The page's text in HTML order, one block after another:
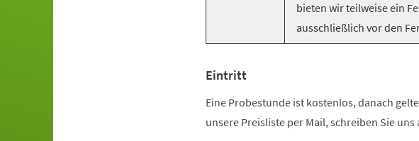
bieten wir teilweise ein
ausschließlich vor den
Eintritt
Eine Probestunde ist kostenlos, danach
unsere Preisliste per Mail, schreiben Sie